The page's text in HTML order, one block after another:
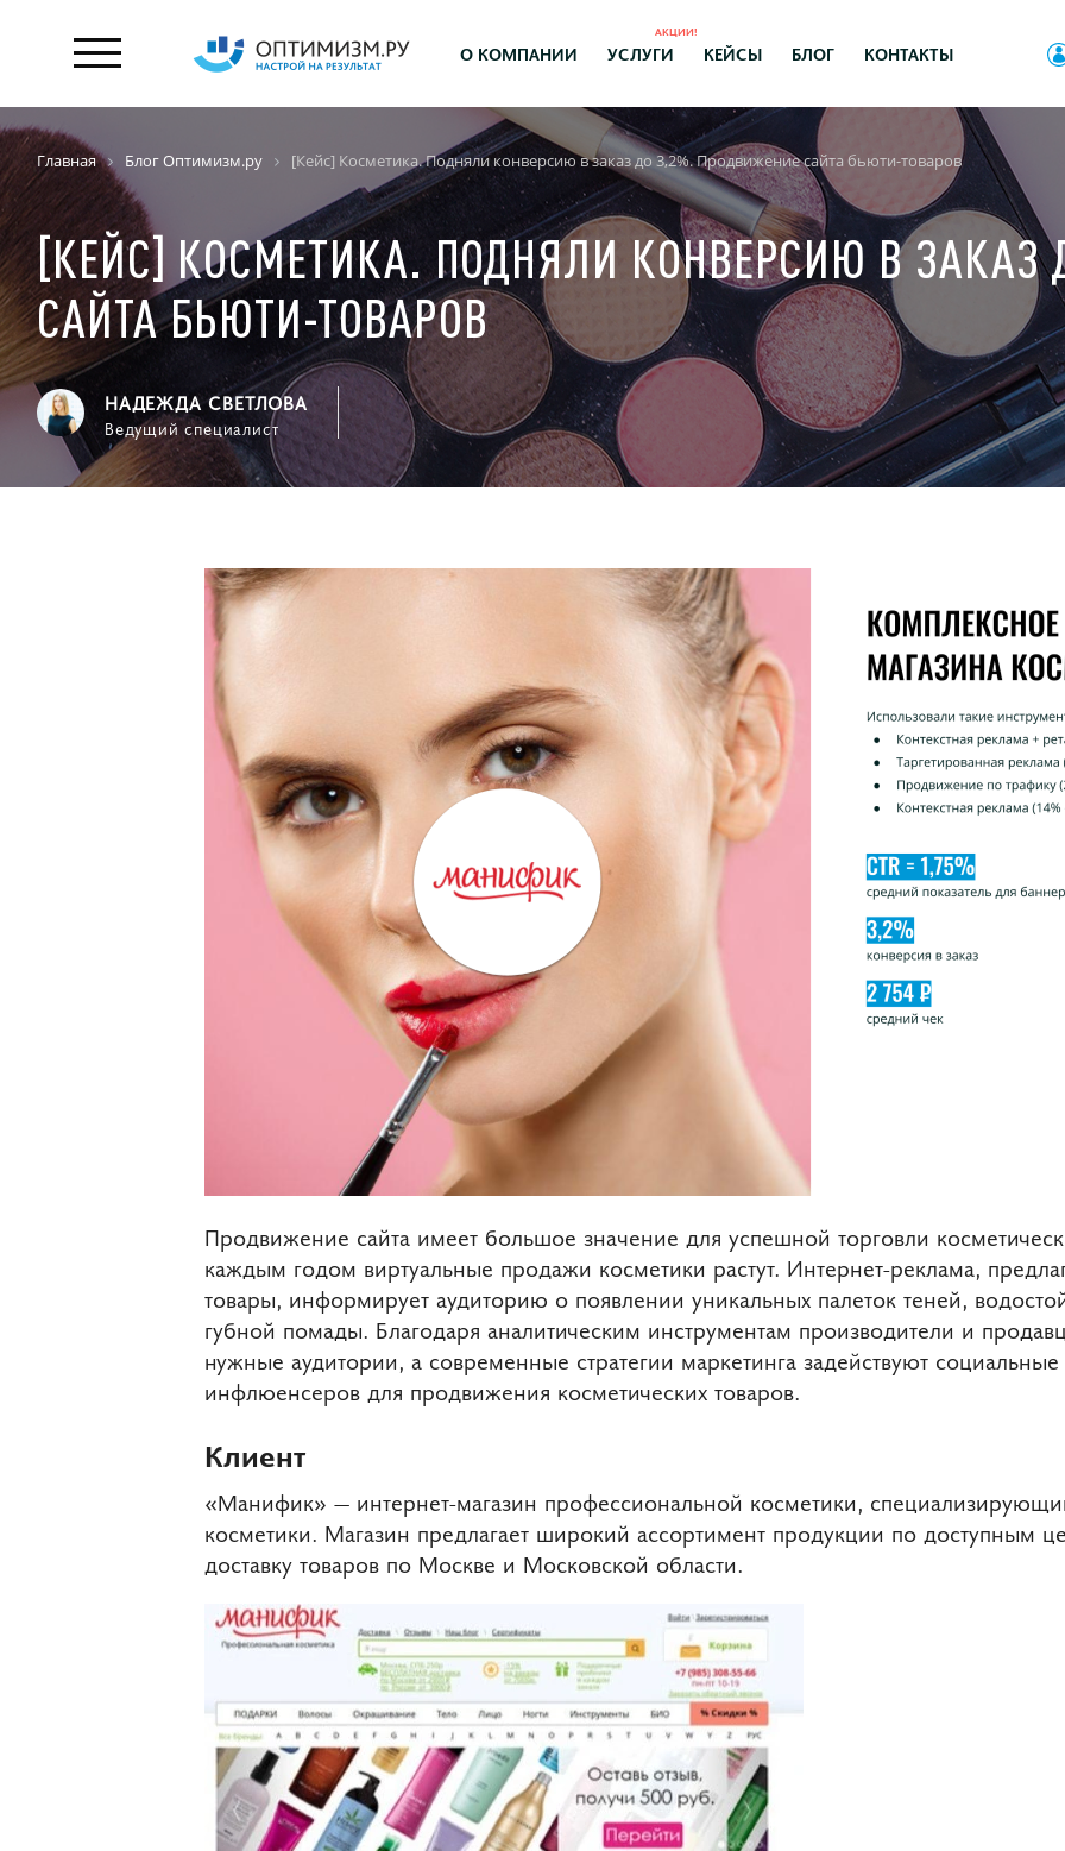
О КОМПАНИИ УСЛУГИ
АКЦИИ!
КЕЙСЫ БЛОГ КОНТАКТЫ
Главная Блог Оптимизм.ру [Кейс] Косметика. Подняли конверсию в заказ до 3,2%. Продвижение сайта бьюти-товаров
[КЕЙС] КОСМЕТИКА. ПОДНЯЛИ КОНВЕРСИЮ В ЗАКАЗ
САЙТА БЬЮТИ-ТОВАРОВ
НАДЕЖДА СВЕТЛОВА
Ведущий специалист
Продвижение сайта имеет большое значение для успешной торговли
каждым годом виртуальные продажи косметики растут. Интернет-реклама,
товары, информирует аудиторию о появлении уникальных палеток теней,
губной помады. Благодаря аналитическим инструментам производители и
нужные аудитории, а современные стратегии маркетинга задействуют
инфлюенсеров для продвижения косметических товаров.
Клиент
«Манифик» — интернет-магазин профессиональной косметики,
косметики. Магазин предлагает широкий ассортимент продукции по доступным
доставку товаров по Москве и Московской области.